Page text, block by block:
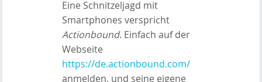
Eine Schnitzeljagd mit
Smartphones verspricht
Actionbound. Einfach auf der
Webseite
https://de.actionbound.com/
anmelden, und seine eigene